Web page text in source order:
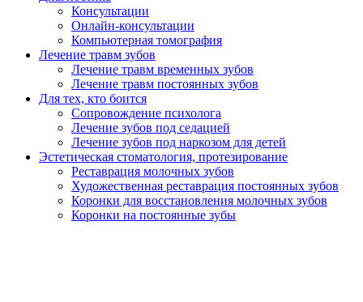
Консультации
Онлайн-консультации
Компьютерная томография
Лечение травм зубов
Лечение травм временных зубов
Лечение травм постоянных зубов
Для тех, кто боится
Сопровождение психолога
Лечение зубов под седацией
Лечение зубов под наркозом для детей
Эстетическая стоматология, протезирование
Реставрация молочных зубов
Художественная реставрация постоянных зубов
Коронки для восстановления молочных зубов
Коронки на постоянные зубы